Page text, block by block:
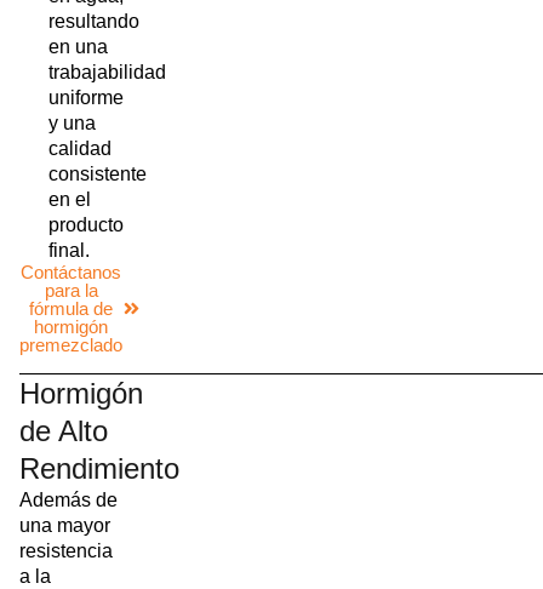
resultando
en una
trabajabilidad
uniforme
y una
calidad
consistente
en el
producto
final.
Contáctanos
para la
fórmula de
hormigón
premezclado
Hormigón
de Alto
Rendimiento
Además de
una mayor
resistencia
a la